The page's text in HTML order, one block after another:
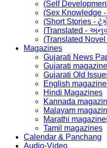
(Self
(Sex Knowledge
(Short Stories - ટૂંકી
(Translated -
(Translated
Magazines
Gujarati News
Gujarati
Gujarati Old
English
Hindi Magazines
Kannada
Malayam
Marathi
Tamil magazines
Calendar & Panchang
Audio-Video